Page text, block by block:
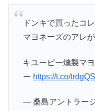
ドンキで買ったコ
マヨネーズのアレが
キユーピー燻製マ
ー https://t.co/
— 桑島アントラー